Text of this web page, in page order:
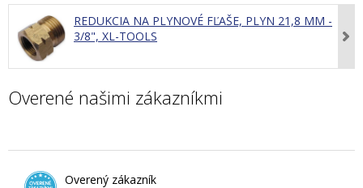
REDUKCIA NA PLYNOVÉ FĽAŠE, PLYN 21,8 MM -
3/8", XL-TOOLS
Overené našimi zákazníkmi
Overený zákazník